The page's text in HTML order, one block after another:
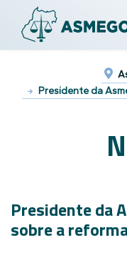
Presidente da
sobre a